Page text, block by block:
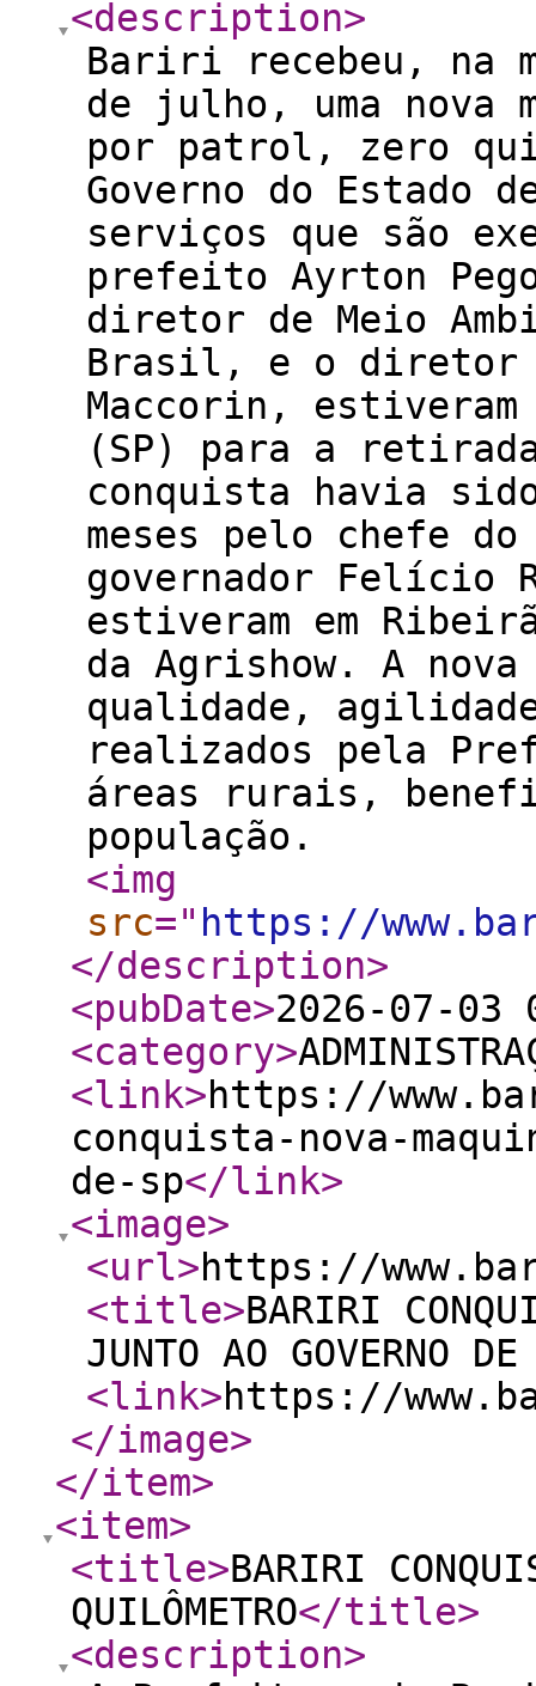
<description>
Bariri recebeu, na
de julho, uma nova
por patrol, zero
Governo do Estado
serviços que são
prefeito Ayrton
diretor de Meio
Brasil, e o diretor
Maccorin, estiveram
(SP) para a
conquista havia
meses pelo chefe
governador Felício
estiveram em
da Agrishow. A
qualidade,
realizados pela
áreas rurais,
população.
<img
src=" https://
</description>
<pubDate>2026-07-03
<category>
<link>https://
conquista-nova-
de-sp</link>
<image>
<url>https://
<title>BARIRI
JUNTO AO GOVERNO
<link>https://
</image>
</item>
<item>
<title>BARIRI
QUILÔMETRO</title>
<description>